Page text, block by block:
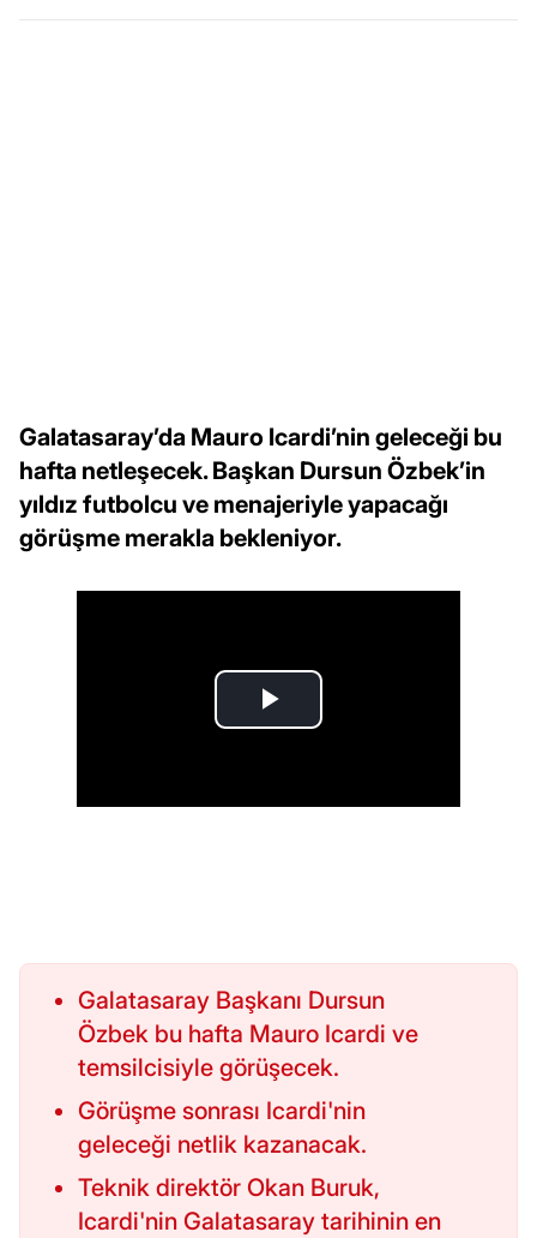
Galatasaray’da Mauro Icardi’nin geleceği bu
hafta netleşecek. Başkan Dursun Özbek’in
yıldız futbolcu ve menajeriyle yapacağı
görüşme merakla bekleniyor.
Galatasaray Başkanı Dursun
Özbek bu hafta Mauro Icardi ve
temsilcisiyle görüşecek.
Görüşme sonrası Icardi'nin
geleceği netlik kazanacak.
Teknik direktör Okan Buruk,
Icardi'nin Galatasaray tarihinin en